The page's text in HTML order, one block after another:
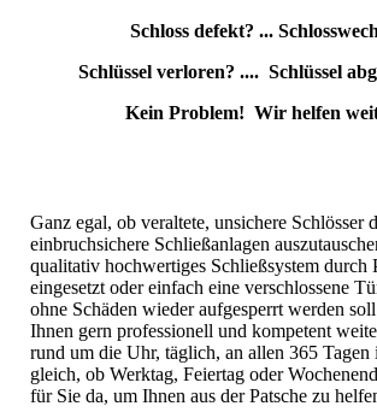
Schloss defekt? ...
Schlüssel verloren? .... Schlüssel
Kein Problem! Wir helfen
Ganz egal, ob veraltete, unsichere Schlösser
einbruchsichere Schließanlagen
qualitativ hochwertiges Schließsystem durch
eingesetzt oder einfach eine verschlossene
ohne Schäden wieder aufgesperrt werden
Ihnen gern professionell und kompetent
rund um die Uhr, täglich, an allen 365
gleich, ob Werktag, Feiertag oder
für Sie da, um Ihnen aus der Patsche zu